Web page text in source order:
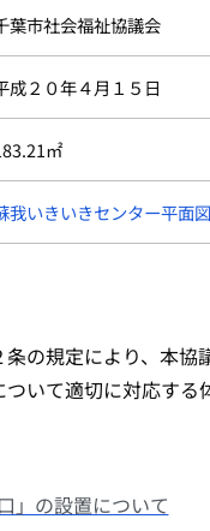
葉市社会福祉協議会
成２０年４月１５日
㎡
我いきいきセンター平面図
の規定により、本協
いて適切に対応する
」の設置について